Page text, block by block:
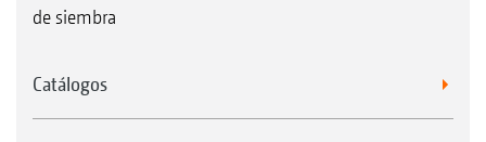
de siembra
Catálogos